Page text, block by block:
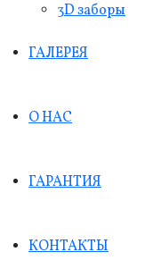
3D заборы
ГАЛЕРЕЯ
О НАС
ГАРАНТИЯ
КОНТАКТЫ